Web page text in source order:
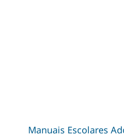
Manuais Escolares